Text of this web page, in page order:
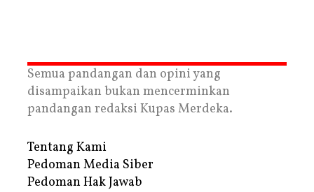
Semua pandangan dan opini yang
disampaikan bukan mencerminkan
pandangan redaksi Kupas Merdeka.
Tentang Kami
Pedoman Media Siber
Pedoman Hak Jawab